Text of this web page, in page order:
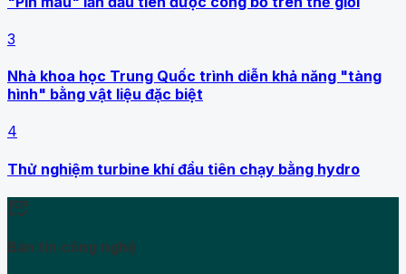
3
Nhà khoa học Trung Quốc trình diễn khả năng "tàng
hình" bằng vật liệu đặc biệt
4
Thử nghiệm turbine khí đầu tiên chạy bằng hydro
mark_email_read
Bản tin công nghệ